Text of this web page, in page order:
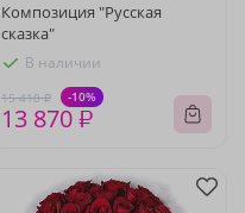
Композиция "Русская
сказка"
В наличии
15 410 ₽ -10%
13 870 ₽